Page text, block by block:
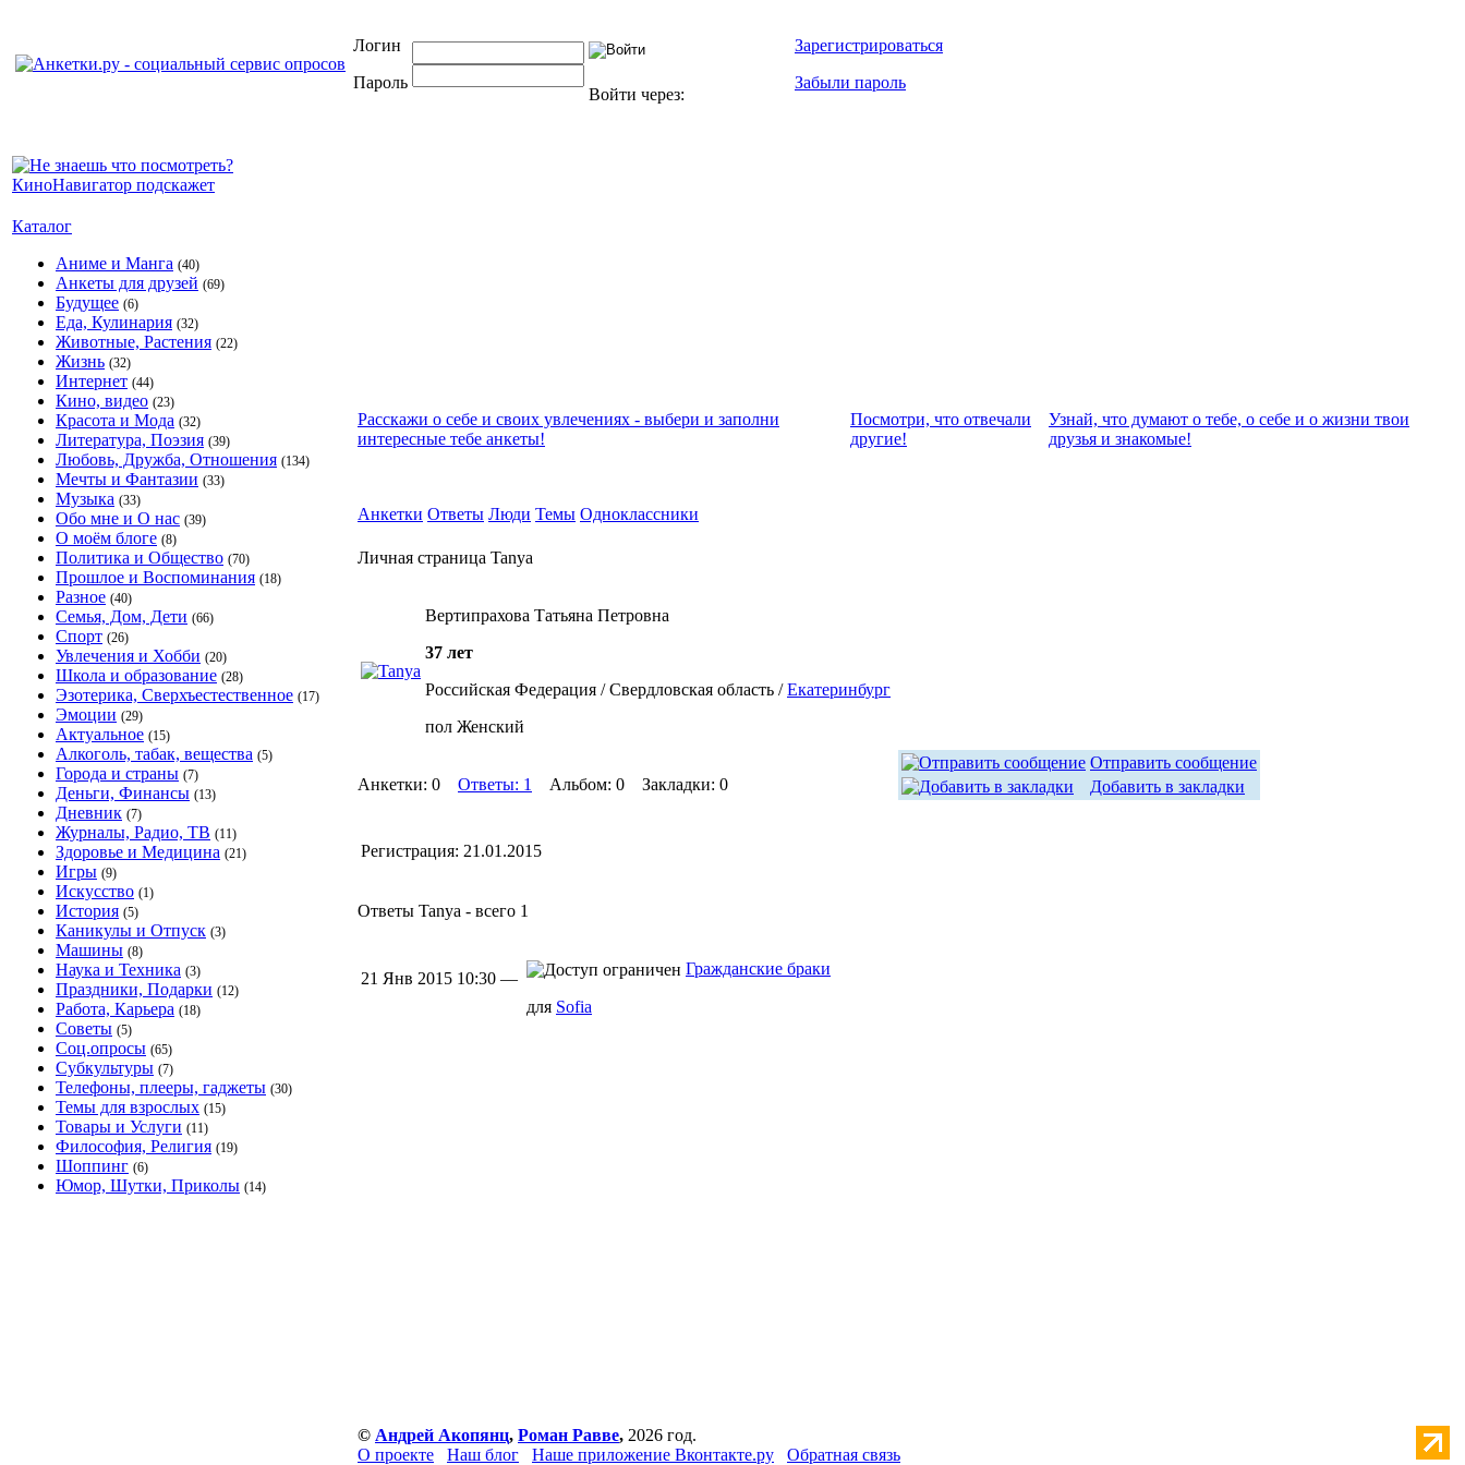
Логин
Пароль
Войти через:
Зарегистрироваться
Забыли пароль
Каталог
Аниме и Манга (40)
Анкеты для друзей (69)
Будущее (6)
Еда, Кулинария (32)
Животные, Растения (22)
Жизнь (32)
Интернет (44)
Кино, видео (23)
Красота и Мода (32)
Литература, Поэзия (39)
Любовь, Дружба, Отношения (134)
Мечты и Фантазии (33)
Музыка (33)
Обо мне и О нас (39)
О моём блоге (8)
Политика и Общество (70)
Прошлое и Воспоминания (18)
Разное (40)
Семья, Дом, Дети (66)
Спорт (26)
Увлечения и Хобби (20)
Школа и образование (28)
Эзотерика, Сверхъестественное (17)
Эмоции (29)
Актуальное (15)
Алкоголь, табак, вещества (5)
Города и страны (7)
Деньги, Финансы (13)
Дневник (7)
Журналы, Радио, ТВ (11)
Здоровье и Медицина (21)
Игры (9)
Искусство (1)
История (5)
Каникулы и Отпуск (3)
Машины (8)
Наука и Техника (3)
Праздники, Подарки (12)
Работа, Карьера (18)
Советы (5)
Соц.опросы (65)
Субкультуры (7)
Телефоны, плееры, гаджеты (30)
Темы для взрослых (15)
Товары и Услуги (11)
Философия, Религия (19)
Шоппинг (6)
Юмор, Шутки, Приколы (14)
Расскажи о себе и своих увлечениях - выбери и заполни
интересные тебе анкеты!
Посмотри, что отвeчали
другие!
Узнай, что думают о тебе, о себе и о жизни твои
друзья и знакомые!
Анкетки Ответы Люди Темы Одноклассники
Личная страница Tanya
Вертипрахова Татьяна Петровна
37 лет
Российская Федерация / Свердловская область /Екатеринбург
пол Женский
Анкетки: 0 Ответы: 1 Альбом: 0 Закладки: 0
Регистрация: 21.01.2015
Ответы Tanya - всего 1
21 Янв 2015 10:30 —
Гражданские браки
для Sofia
Отправить сообщение
Добавить в закладки
© Андрей Акопянц, Роман Равве, 2026 год.
О проекте
Наш блог Наше приложение Вконтакте.ру Обратная связь